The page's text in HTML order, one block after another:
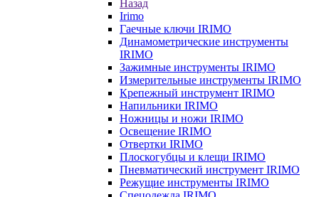
Назад
Irimo
Гаечные ключи IRIMO
Динамометрические инструменты
IRIMO
Зажимные инструменты IRIMO
Измерительные инструменты IRIMO
Крепежный инструмент IRIMO
Напильники IRIMO
Ножницы и ножи IRIMO
Освещение IRIMO
Отвертки IRIMO
Плоскогубцы и клещи IRIMO
Пневматический инструмент IRIMO
Режущие инструменты IRIMO